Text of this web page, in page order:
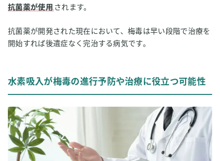
抗菌薬が使用されます。
抗菌薬が開発された現在において、梅毒は早い段階で治療を
開始すれば後遺症なく完治する病気です。
水素吸入が梅毒の進行予防や治療に役立つ可能性